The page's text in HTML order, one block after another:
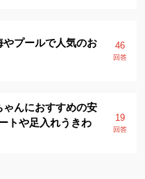
プールで人気のお
46
回答
ゃんにおすすめの安
トや足入れうきわ
19
回答